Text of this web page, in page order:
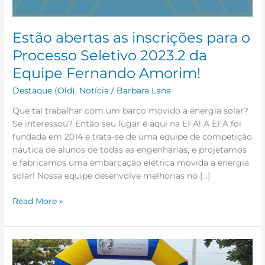
Estão abertas as inscrições para o
Processo Seletivo 2023.2 da
Equipe Fernando Amorim!
Destaque (Old), Notícia / Barbara Lana
Que tal trabalhar com um barco movido a energia solar?
Se interessou? Então seu lugar é aqui na EFA! A EFA foi
fundada em 2014 e trata-se de uma equipe de competição
náutica de alunos de todas as engenharias, e projetamos
e fabricamos uma embarcação elétrica movida a energia
solar! Nossa equipe desenvolve melhorias no […]
Equipe
Fernando
Amorim!
Read More »
Integração
e